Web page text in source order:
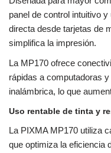
panel de control intuitivo
directa desde tarjetas de
simplifica la impresión.
La MP170 ofrece
rápidas a computadoras
inalámbrica, lo que
Uso rentable de tinta y
La PIXMA MP170 utiliza
que optimiza la eficiencia